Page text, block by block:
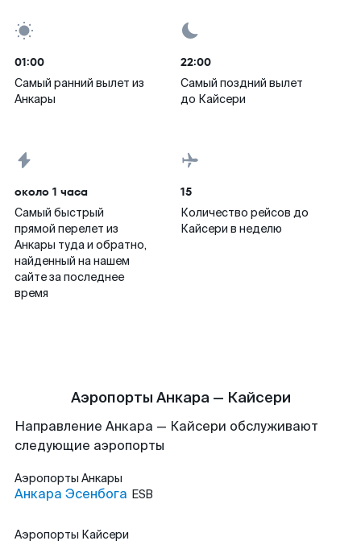
01:00
Самый ранний вылет из
Анкары
22:00
Самый поздний вылет
до Кайсери
около 1 часа
Самый быстрый
прямой перелет из
Анкары туда и обратно,
найденный на нашем
сайте за последнее
время
15
Количество рейсов до
Кайсери в неделю
Аэропорты Анкара — Кайсери
Направление Анкара — Кайсери обслуживают
следующие аэропорты
Аэропорты Анкары
Анкара Эсенбога ESB
Аэропорты Кайсери